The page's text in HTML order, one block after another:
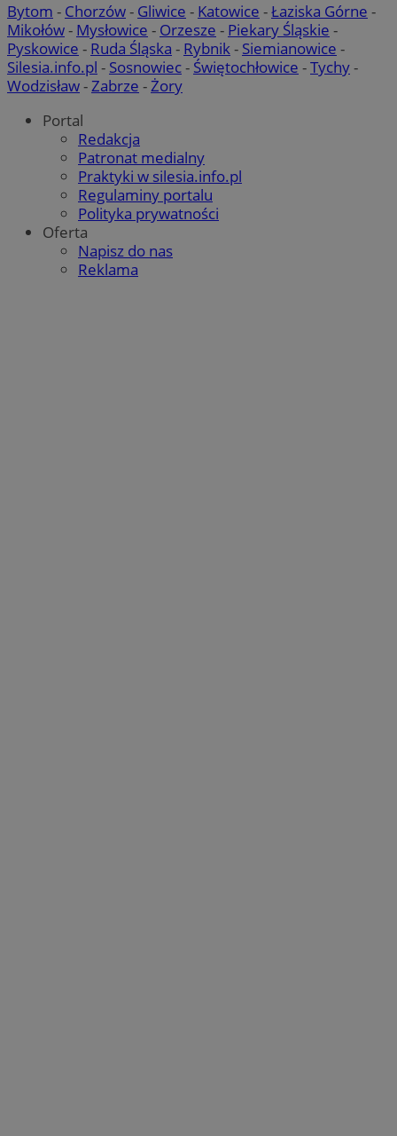
Bytom - Chorzów- Gliwice - Katowice -Łaziska Górne -
Mikołów- Mysłowice - Orzesze - Piekary Śląskie -
Pyskowice - Ruda Śląska - Rybnik- Siemianowice -
Silesia.info.pl - Sosnowiec- Świętochłowice -Tychy-
Wodzisław-Zabrze -Żory
Portal
Redakcja
Patronat medialny
Praktyki w silesia.info.pl
Regulaminy portalu
Polityka prywatności
Oferta
Napisz do nas
Reklama